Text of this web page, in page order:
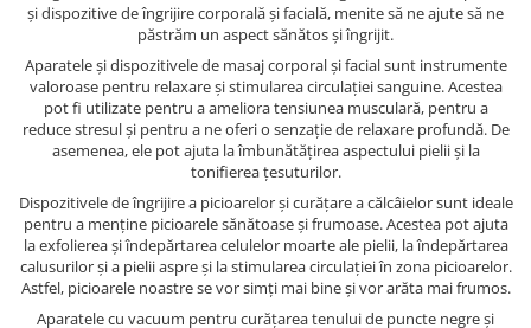
și dispozitive de îngrijire corporală și facială, menite să ne ajute să ne
păstrăm un aspect sănătos și îngrijit.
Aparatele și dispozitivele de masaj corporal și facial sunt instrumente
valoroase pentru relaxare și stimularea circulației sanguine. Acestea
pot fi utilizate pentru a ameliora tensiunea musculară, pentru a
reduce stresul și pentru a ne oferi o senzație de relaxare profundă. De
asemenea, ele pot ajuta la îmbunătățirea aspectului pielii și la
tonifierea țesuturilor.
Dispozitivele de îngrijire a picioarelor și curățare a călcâielor sunt ideale
pentru a menține picioarele sănătoase și frumoase. Acestea pot ajuta
la exfolierea și îndepărtarea celulelor moarte ale pielii, la îndepărtarea
calusurilor și a pielii aspre și la stimularea circulației în zona picioarelor.
Astfel, picioarele noastre se vor simți mai bine și vor arăta mai frumos.
Aparatele cu vacuum pentru curățarea tenului de puncte negre și